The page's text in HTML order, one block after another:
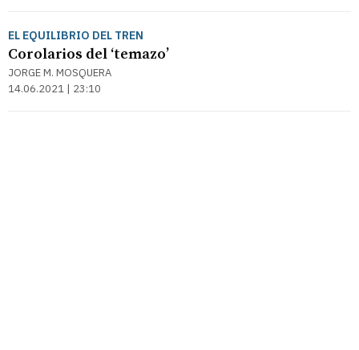
EL EQUILIBRIO DEL TREN
Corolarios del ‘temazo’
JORGE M. MOSQUERA
14.06.2021 | 23:10